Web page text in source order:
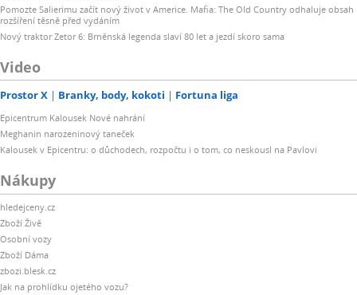
Pomozte Salierimu začít nový život v Americe. Mafia: The Old Country odhaluje obsah
rozšíření těsně před vydáním
Nový traktor Zetor 6: Brněnská legenda slaví 80 let a jezdí skoro sama
Video
Prostor X Branky, body, kokoti Fortuna liga
Epicentrum Kalousek Nové nahrání
Meghanin narozeninový taneček
Kalousek v Epicentru: o důchodech, rozpočtu i o tom, co neskousl na Pavlovi
Nákupy
hledejceny.cz
Zboží Živě
Osobní vozy
Zboží Dáma
zbozi.blesk.cz
Jak na prohlídku ojetého vozu?